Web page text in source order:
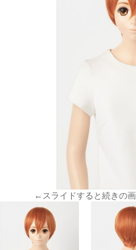
←スライドすると続きの